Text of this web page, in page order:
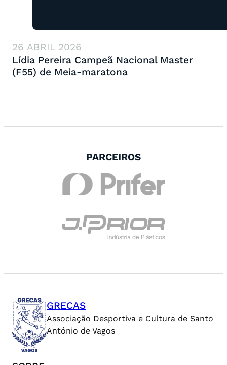
26 ABRIL 2026
Lídia Pereira Campeã Nacional Master
(F55) de Meia-maratona
PARCEIROS
GRECAS
Associação Desportiva e Cultura de Santo
António de Vagos